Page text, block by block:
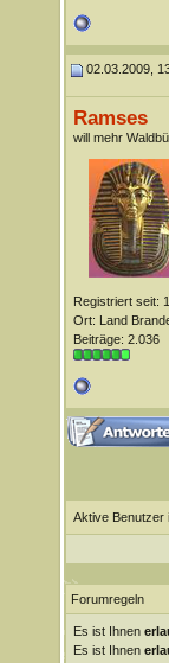
02.03.2009,
Ramses
will mehr
Registriert seit:
Ort: Land
Beiträge: 2.036
Aktive Benutzer
Forumregeln
Es ist Ihnen
Es ist Ihnen